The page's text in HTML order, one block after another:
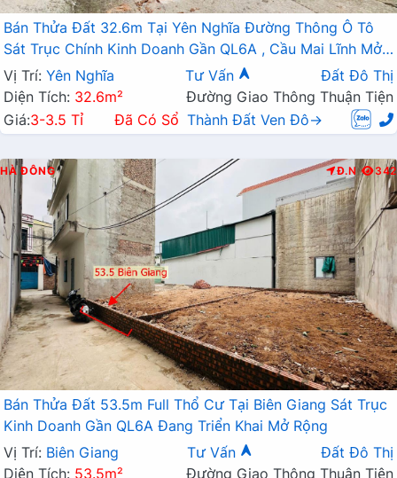
Bán Thửa Đất 32.6m Tại Yên Nghĩa Đường Thông Ô Tô
Sát Trục Chính Kinh Doanh Gần QL6A , Cầu Mai Lĩnh Mở
Rộng
Vị Trí: Yên Nghĩa Tư Vấn
Đất Đô Thị
Diện Tích: 32.6m²
Đường Giao Thông Thuận Tiện
Giá:3-3.5 Tỉ Đã Có Sổ Thành Đất Ven Đô→
HÀ ĐÔNG Đ.N 342
Bán Thửa Đất 53.5m Full Thổ Cư Tại Biên Giang Sát Trục
Kinh Doanh Gần QL6A Đang Triển Khai Mở Rộng
Vị Trí: Biên Giang Tư Vấn
Đất Đô Thị
Diện Tích: 53.5m² Đường Giao Thông Thuận Tiện